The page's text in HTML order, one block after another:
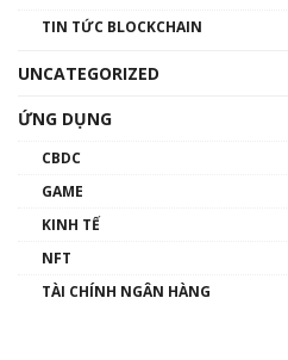
TIN TỨC BLOCKCHAIN
UNCATEGORIZED
ỨNG DỤNG
CBDC
GAME
KINH TẾ
NFT
TÀI CHÍNH NGÂN HÀNG